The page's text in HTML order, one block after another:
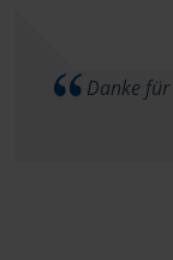
Danke